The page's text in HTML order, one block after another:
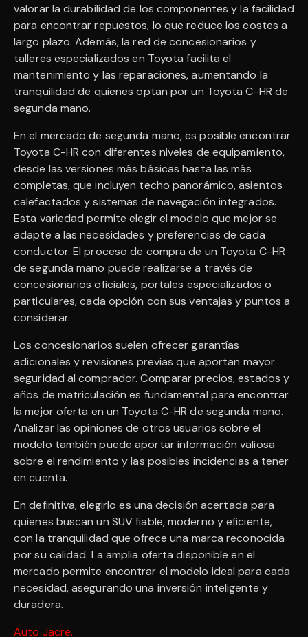
valorar la durabilidad de los componentes y la facilidad
para encontrar repuestos, lo que reduce los costes a
largo plazo. Además, la red de concesionarios y
talleres especializados en Toyota facilita el
mantenimiento y las reparaciones, aumentando la
tranquilidad de quienes optan por un Toyota C-HR de
segunda mano.
En el mercado de segunda mano, es posible encontrar
Toyota C-HR con diferentes niveles de equipamiento,
desde las versiones más básicas hasta las más
completas, que incluyen techo panorámico, asientos
calefactados y sistemas de navegación integrados.
Esta variedad permite elegir el modelo que mejor se
adapte a las necesidades y preferencias de cada
conductor. El proceso de compra de un Toyota C-HR
de segunda mano puede realizarse a través de
concesionarios oficiales, portales especializados o
particulares, cada opción con sus ventajas y puntos a
considerar.
Los concesionarios suelen ofrecer garantías
adicionales y revisiones previas que aportan mayor
seguridad al comprador. Comparar precios, estados y
años de matriculación es fundamental para encontrar
la mejor oferta en un Toyota C-HR de segunda mano.
Analizar las opiniones de otros usuarios sobre el
modelo también puede aportar información valiosa
sobre el rendimiento y las posibles incidencias a tener
en cuenta.
En definitiva, elegirlo es una decisión acertada para
quienes buscan un SUV fiable, moderno y eficiente,
con la tranquilidad que ofrece una marca reconocida
por su calidad. La amplia oferta disponible en el
mercado permite encontrar el modelo ideal para cada
necesidad, asegurando una inversión inteligente y
duradera.
Auto Jacre.